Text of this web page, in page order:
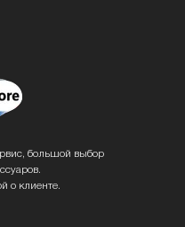
большой выбор
о клиенте.